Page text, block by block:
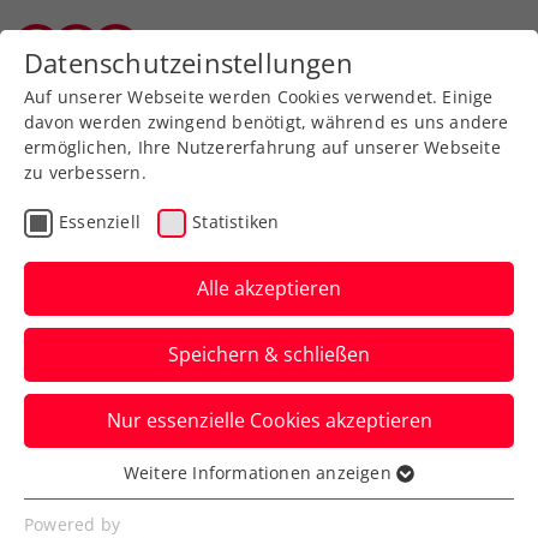
Zurück zur Newsübersicht
Turniere
Generali Open Kitzbühel:
Hartes Los für Misolic
Sebastian Ofner und Lukas Neumayer
starten beim ATP-Heimturnier indes
jeweils gegen einen Qualifikanten.
Verfasst von: Presseaussendung / Redaktion, 19.07.2025
Datenschutzeinstellungen
Auf unserer Webseite werden Cookies verwendet. Einige
davon werden zwingend benötigt, während es uns andere
ermöglichen, Ihre Nutzererfahrung auf unserer Webseite
zu verbessern.
Essenziell Statistiken
Alle akzeptieren
Speichern & schließen
Nur essenzielle Cookies akzeptieren
Essenziell
Essenzielle Cookies werden für grundlegende
Weitere Informationen anzeigen
Powered by